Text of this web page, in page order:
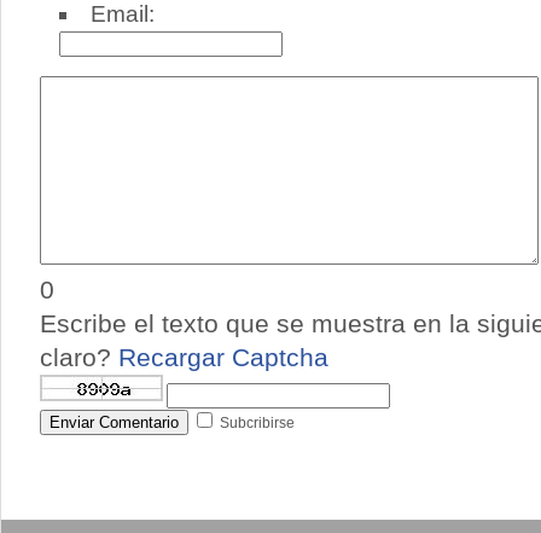
Email:
0
Escribe el texto que se muestra en la
claro? Recargar Captcha
Enviar Comentario Subcribirse